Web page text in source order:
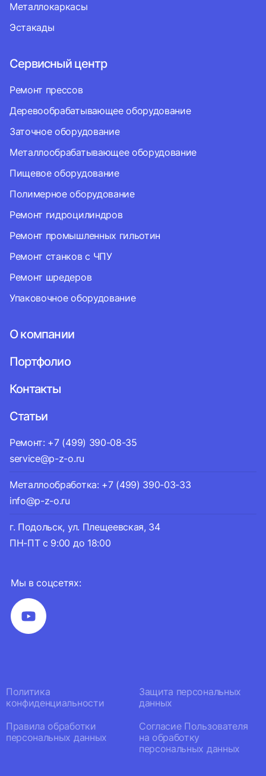
Мы в соцсетях:
Металлокаркасы
Эстакады
Сервисный центр
Ремонт прессов
Деревообрабатывающее оборудование
Заточное оборудование
Металлообрабатывающее оборудование
Пищевое оборудование
Полимерное оборудование
Ремонт гидроцилиндров
Ремонт промышленных гильотин
Ремонт станков с ЧПУ
Ремонт шредеров
Упаковочное оборудование
О компании
Портфолио
Контакты
Статьи
Ремонт: +7 (499) 390-08-35
service@p-z-o.ru
Металлообработка: +7 (499) 390-03-33
info@p-z-o.ru
г. Подольск, ул. Плещеевская, 34
ПН-ПТ с 9:00 до 18:00
Политика
конфиденциальности
Защита персональных
данных
Правила обработки
персональных данных
Согласие Пользователя
на обработку
персональных данных